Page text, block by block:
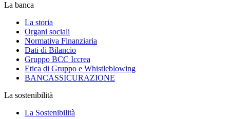
La banca
La storia
Organi sociali
Normativa Finanziaria
Dati di Bilancio
Gruppo BCC Iccrea
Etica di Gruppo e Whistleblowing
BANCASSICURAZIONE
La sostenibilità
La Sostenibilità